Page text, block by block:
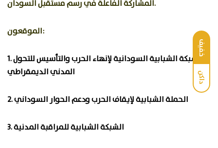
خفيف
داكن
المشاركة الفاعلة في رسم مستقبل السودان.
الموقعون:
1. الشبكة الشبابية السودانية لإنهاء الحرب والتأسيس للتحول
المدني الديمقراطي
2. الحملة الشبابية لإيقاف الحرب ودعم الحوار السوداني
3. الشبكة الشبابية للمراقبة المدنية